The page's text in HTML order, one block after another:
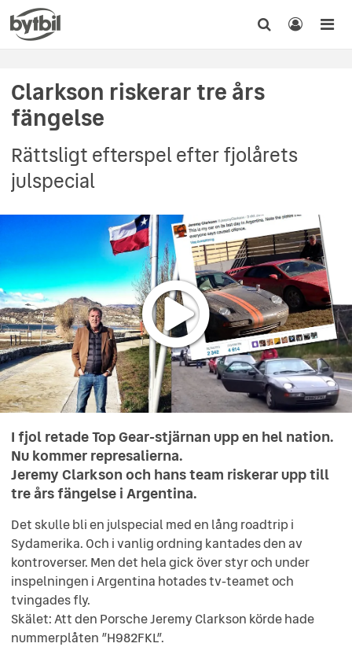
Clarkson riskerar tre års
fängelse
Rättsligt efterspel efter fjolårets
julspecial
I fjol retade Top Gear-stjärnan upp en hel nation.
Nu kommer represalierna.
Jeremy Clarkson och hans team riskerar upp till
tre års fängelse i Argentina.
Det skulle bli en julspecial med en lång roadtrip i
Sydamerika. Och i vanlig ordning kantades den av
kontroverser. Men det hela gick över styr och under
inspelningen i Argentina hotades tv-teamet och
tvingades fly.
Skälet: Att den Porsche Jeremy Clarkson körde hade
nummerplåten ”H982FKL”.